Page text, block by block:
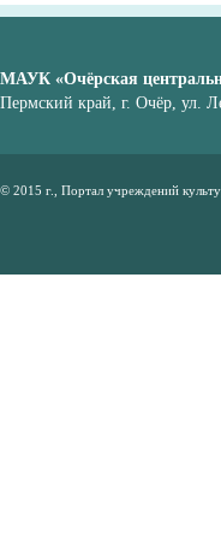
МАУК «Очёрская
Пермский край, г. Очёр, ул.
© 2015 г., Портал учреждений